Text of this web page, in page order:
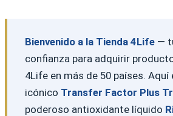
Bienvenido a la Tienda 4Life—
confianza para adquirir
4Life en más de 50 países.
icónico Transfer Factor Plus
poderoso antioxidante líquido